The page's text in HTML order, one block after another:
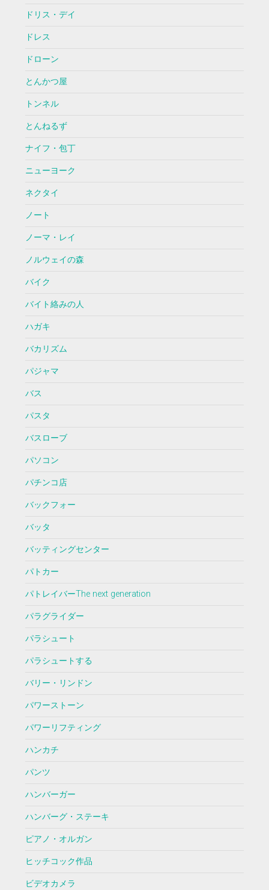
ドリス・デイ
ドレス
ドローン
とんかつ屋
トンネル
とんねるず
ナイフ・包丁
ニューヨーク
ネクタイ
ノート
ノーマ・レイ
ノルウェイの森
バイク
バイト絡みの人
ハガキ
バカリズム
パジャマ
バス
パスタ
バスローブ
パソコン
パチンコ店
バックフォー
バッタ
バッティングセンター
パトカー
パトレイバーThe next generation
パラグライダー
パラシュート
パラシュートする
バリー・リンドン
パワーストーン
パワーリフティング
ハンカチ
パンツ
ハンバーガー
ハンバーグ・ステーキ
ピアノ・オルガン
ヒッチコック作品
ビデオカメラ